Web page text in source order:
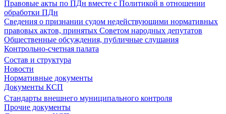
Правовые акты по ПДн вместе с Политикой в отношении
обработки ПДн
Сведения о признании судом недействующими нормативных
правовых актов, принятых Советом народных депутатов
Общественные обсуждения, публичные слушания
Контрольно-счетная палата
Состав и структура
Новости
Нормативные документы
Документы КСП
Стандарты внешнего муниципального контроля
Прочие документы